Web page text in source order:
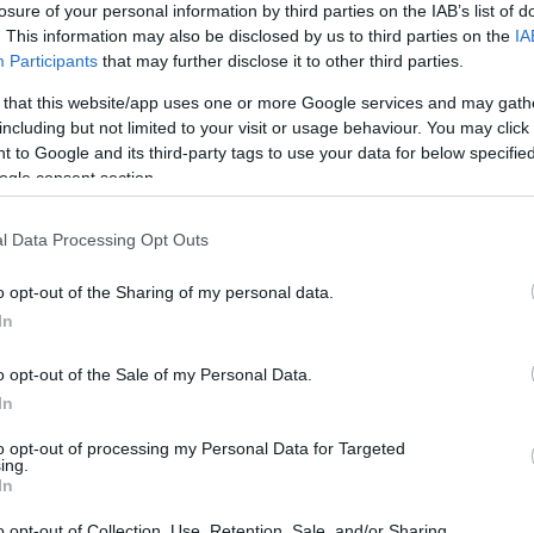
of your personal information by third parties on the IAB’s list of
This information may also be disclosed by us to third parties on the
Participants that may further disclose it to other third parties.
that this website/app uses one or more Google services and may
but not limited to your visit or usage behaviour. You may
to Google and its third-party tags to use your data for below
consent section.
Data Processing Opt Outs
opt-out of the Sharing of my personal data.
opt-out of the Sale of my Personal Data.
opt-out of processing my Personal Data for Targeted
στοwww.pao1908.comο Κώστας
που χαρούμενος που συνεχίζω στην
Θα προσπαθησουμε να κερδίσουμε όλους τους
να κάνουμε περήφανους και χαρούμενους τη
μας ,που μας στηρίζουν όλα αυτά τα χρόνια».